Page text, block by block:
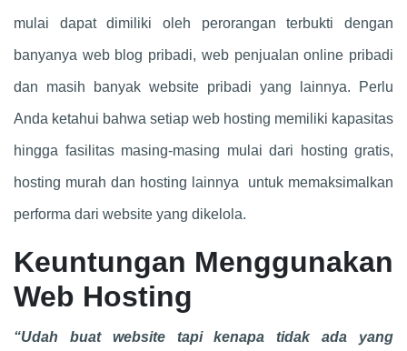
mulai dapat dimiliki oleh perorangan terbukti dengan
banyanya web blog pribadi, web penjualan online pribadi
dan masih banyak website pribadi yang lainnya. Perlu
Anda ketahui bahwa setiap web hosting memiliki kapasitas
hingga fasilitas masing-masing mulai dari hosting gratis,
hosting murah dan hosting lainnya untuk memaksimalkan
performa dari website yang dikelola.
Keuntungan Menggunakan
Web Hosting
“Udah buat website tapi kenapa tidak ada yang